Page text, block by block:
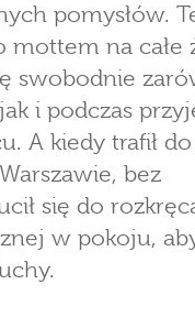
pomysłów.
mottem na całe
swobodnie
i podczas
A kiedy trafił
bez
się do
w pokoju,